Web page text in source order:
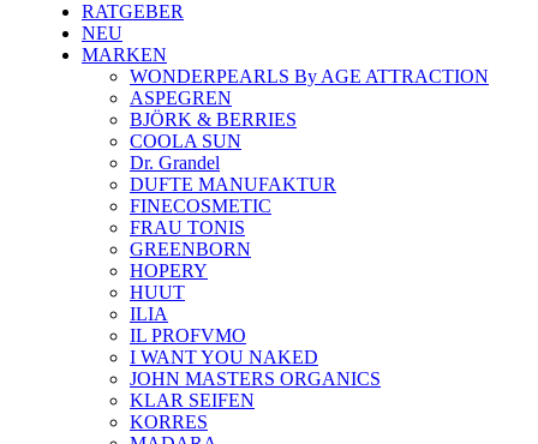
RATGEBER
NEU
MARKEN
WONDERPEARLS By AGE ATTRACTION
ASPEGREN
BJÖRK & BERRIES
COOLA SUN
Dr. Grandel
DUFTE MANUFAKTUR
FINECOSMETIC
FRAU TONIS
GREENBORN
HOPERY
HUUT
ILIA
IL PROFVMO
I WANT YOU NAKED
JOHN MASTERS ORGANICS
KLAR SEIFEN
KORRES